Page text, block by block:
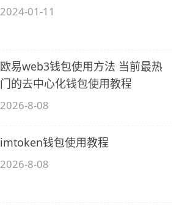
2024-01-11
欧易web3钱包使用方法 当前最热
门的去中心化钱包使用教程
2026-8-08
imtoken钱包使用教程
2026-8-08